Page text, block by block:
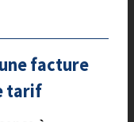
facture
tarif